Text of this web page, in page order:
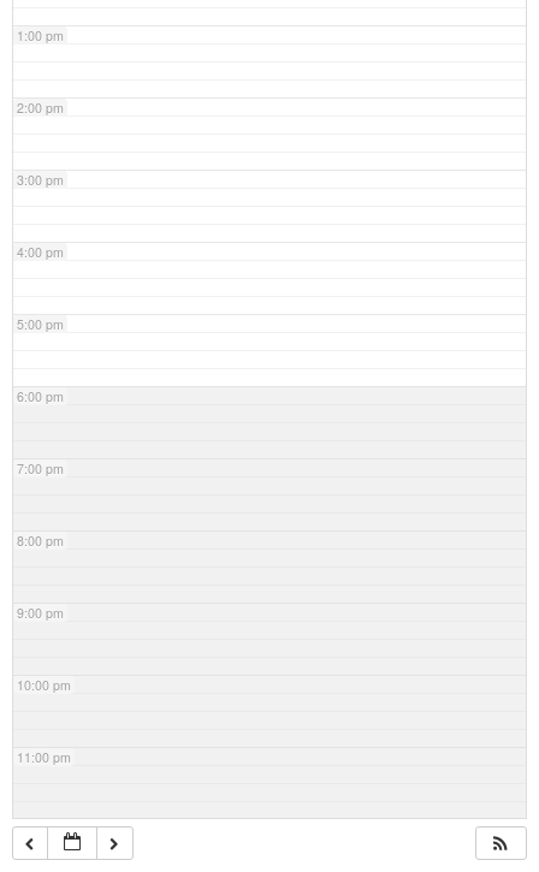
1:00 pm
2:00 pm
3:00 pm
4:00 pm
5:00 pm
6:00 pm
7:00 pm
8:00 pm
9:00 pm
10:00 pm
11:00 pm